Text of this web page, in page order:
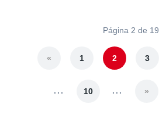
Página 2 de 19
« 1 2 3
... 10 ... »